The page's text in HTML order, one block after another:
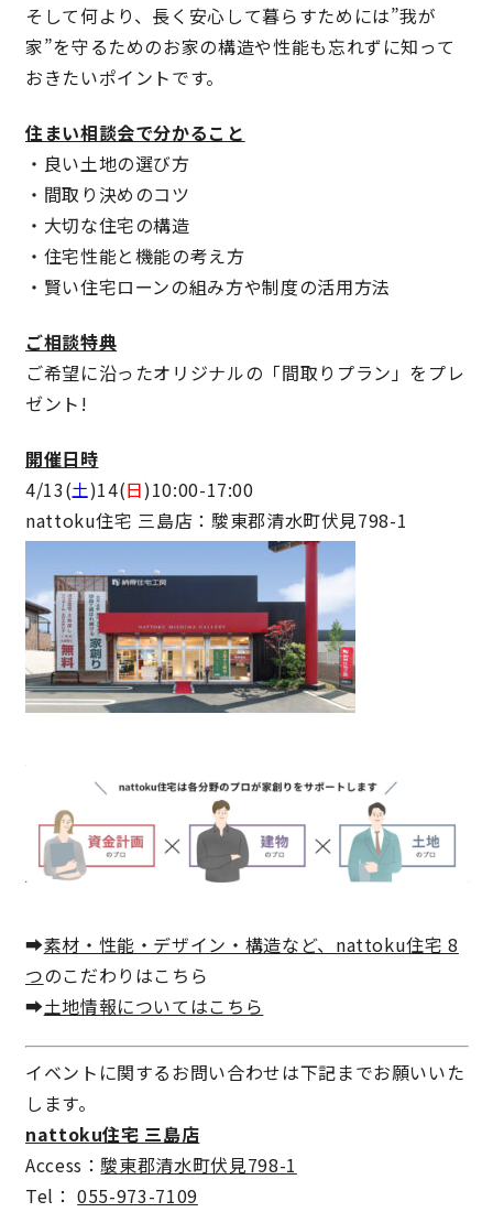
徹底したコストダウンの追求
頑丈で長持ちの外壁
2030年の省エネ基準住宅
100年点検住宅
快適な室内環境へのこだわり
ラインナップ
最響の家
nattoku住宅25周年記念モデル
Glass Arts
Blue Style
納得リフォームスタジオ nattoku リノベ
施工事例
動画ギャラリー
そして何より、長く安心して暮らすためには”我が
家”を守るためのお家の構造や性能も忘れずに知って
おきたいポイントです。
住まい相談会で分かること
・良い土地の選び方
・間取り決めのコツ
・大切な住宅の構造
・住宅性能と機能の考え方
・賢い住宅ローンの組み方や制度の活用方法
ご相談特典
ご希望に沿ったオリジナルの「間取りプラン」をプレ
ゼント!
開催日時
4/13(土)14(日)10:00-17:00
nattoku住宅 三島店：駿東郡清水町伏見798-1
➡素材・性能・デザイン・構造など、nattoku住宅 8
つのこだわりはこちら
➡土地情報についてはこちら
イベントに関するお問い合わせは下記までお願いいた
します。
nattoku住宅 三島店
Access：駿東郡清水町伏見798-1
Tel：055-973-7109